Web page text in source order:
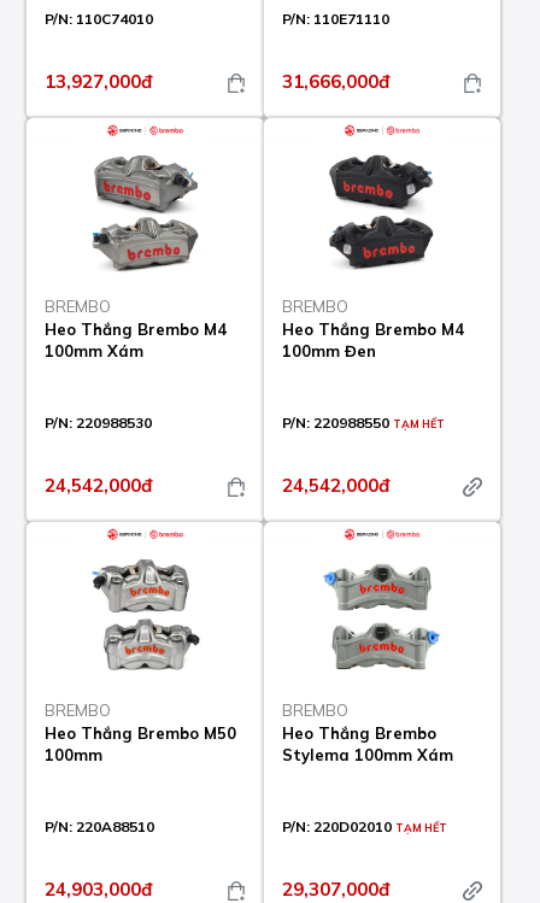
P/N: 110C74010
13,927,000đ
P/N: 110E71110
31,666,000đ
BREMBO
Heo Thắng Brembo M4
100mm Xám
P/N: 220988530
24,542,000đ
BREMBO
Heo Thắng Brembo M4
100mm Đen
P/N: 220988550 TẠM HẾT
24,542,000đ
BREMBO
Heo Thắng Brembo M50
100mm
P/N: 220A88510
24,903,000đ
BREMBO
Heo Thắng Brembo
Stylema 100mm Xám
P/N: 220D02010 TẠM HẾT
29,307,000đ